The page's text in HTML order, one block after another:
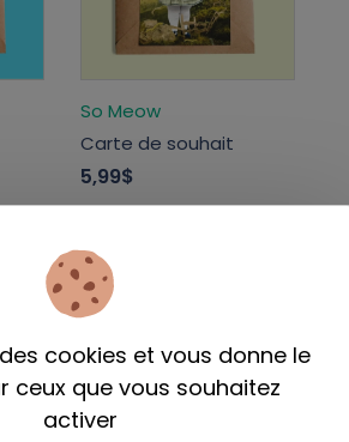
So Meow
Carte de souhait
5,99$
cookies et vous donne le
ceux que vous souhaitez
activer